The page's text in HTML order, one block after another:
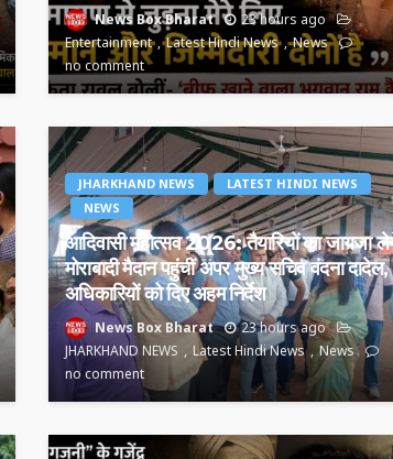
News Box Bharat
23 hours ago
Entertainment
Latest Hindi News
News
no comment
JHARKHAND NEWS
LATEST HINDI NEWS
NEWS
आदिवासी महोत्सव 2026: तैयारियों का जायजा
मोराबादी मैदान पहुंचीं अपर मुख्य सचिव वंदना दादेल,
अधिकारियों को दिए अहम निर्देश
News Box Bharat
23 hours ago
JHARKHAND NEWS
Latest Hindi News
News
no comment